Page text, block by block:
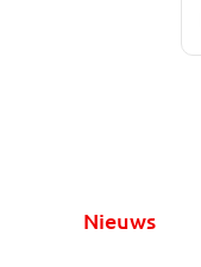
Nieuws